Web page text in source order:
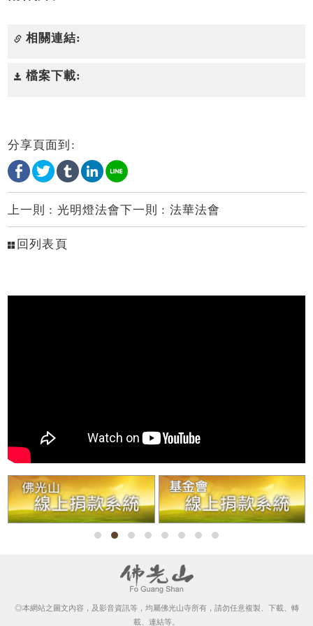
相關連結:
檔案下載:
分享頁面到:
上一則 : 光明燈法會下一則 : 法華法會
回列表頁
◎本網站之圖文內容，及影音資訊等，均屬佛光山寺所有，請勿任意複製、下載、轉
載、連結等。